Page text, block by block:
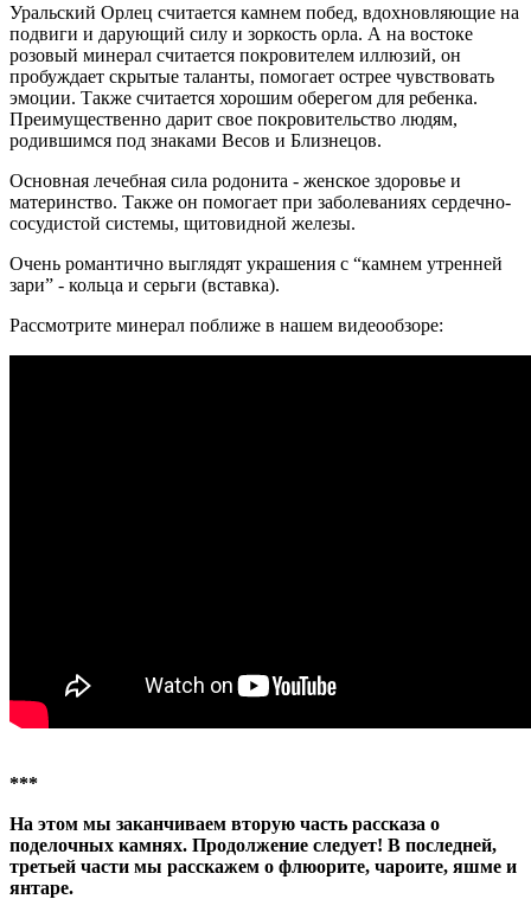
Уральский Орлец считается камнем побед, вдохновляющие на
подвиги и дарующий силу и зоркость орла. А на востоке
розовый минерал считается покровителем иллюзий, он
пробуждает скрытые таланты, помогает острее чувствовать
эмоции. Также считается хорошим оберегом для ребенка.
Преимущественно дарит свое покровительство людям,
родившимся под знаками Весов и Близнецов.
Основная лечебная сила родонита - женское здоровье и
материнство. Также он помогает при заболеваниях сердечно-
сосудистой системы, щитовидной железы.
Очень романтично выглядят украшения с “камнем утренней
зари” - кольца и серьги (вставка).
Рассмотрите минерал поближе в нашем видеообзоре:
***
На этом мы заканчиваем вторую часть рассказа о
поделочных камнях. Продолжение следует! В последней,
третьей части мы расскажем о флюорите, чароите, яшме и
янтаре.